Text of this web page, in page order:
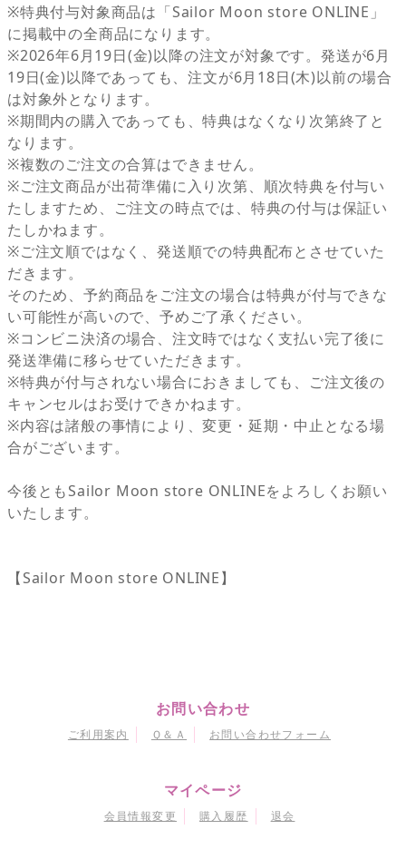
※特典付与対象商品は「Sailor Moon store ONLINE」
に掲載中の全商品になります。
※2026年6月19日(金)以降の注文が対象です。発送が6月
19日(金)以降であっても、注文が6月18日(木)以前の場合
は対象外となります。
※期間内の購入であっても、特典はなくなり次第終了と
なります。
※複数のご注文の合算はできません。
※ご注文商品が出荷準備に入り次第、順次特典を付与い
たしますため、ご注文の時点では、特典の付与は保証い
たしかねます。
※ご注文順ではなく、発送順での特典配布とさせていた
だきます。
そのため、予約商品をご注文の場合は特典が付与できな
い可能性が高いので、予めご了承ください。
※コンビニ決済の場合、注文時ではなく支払い完了後に
発送準備に移らせていただきます。
※特典が付与されない場合におきましても、ご注文後の
キャンセルはお受けできかねます。
※内容は諸般の事情により、変更・延期・中止となる場
合がございます。
今後ともSailor Moon store ONLINEをよろしくお願い
いたします。
【Sailor Moon store ONLINE】
お問い合わせ
ご利用案内 Ｑ＆Ａ お問い合わせフォーム
マイページ
会員情報変更 購入履歴 退会